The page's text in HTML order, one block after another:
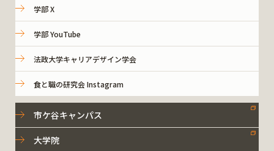
学部 X
学部 YouTube
法政大学キャリアデザイン学会
食と職の研究会 Instagram
市ケ谷キャンパス
大学院